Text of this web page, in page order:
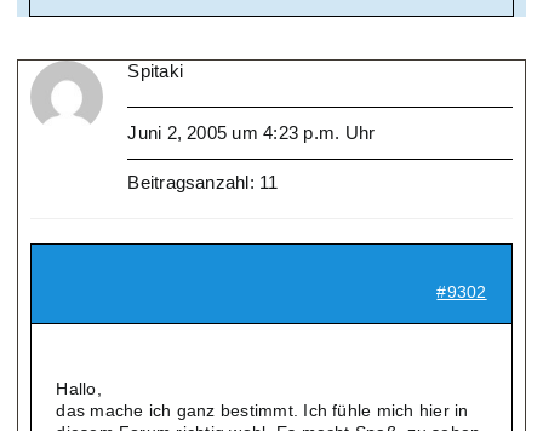
Spitaki
Juni 2, 2005 um 4:23 p.m. Uhr
Beitragsanzahl: 11
#9302
Hallo,
das mache ich ganz bestimmt. Ich fühle mich hier in